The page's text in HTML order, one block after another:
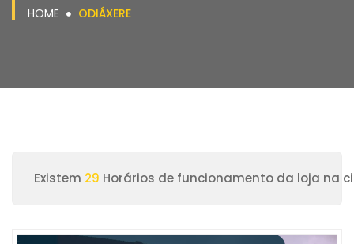
HOME ODIÁXERE
Existem 29 Horários de funcionamento da loja na